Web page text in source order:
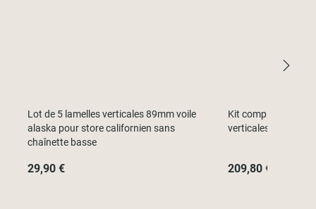
Lot de 5 lamelles verticales 89mm voile
alaska pour store californien sans
chaînette basse
29,90 €
Kit complet store
verticales 127mm
209,80 €